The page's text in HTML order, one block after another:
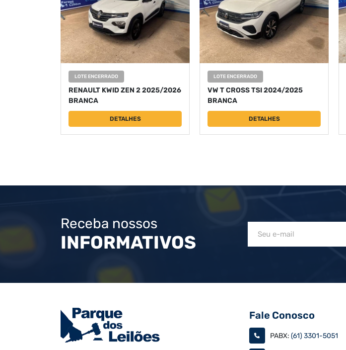
LOTE ENCERRADO
RENAULT KWID ZEN 2 2025/2026
BRANCA
DETALHES
LOTE ENCERRADO
VW T CROSS TSI 2024/2025
BRANCA
DETALHES
Receba nossos
INFORMATIVOS
Fale Conosco
PABX: (61) 3301-5051